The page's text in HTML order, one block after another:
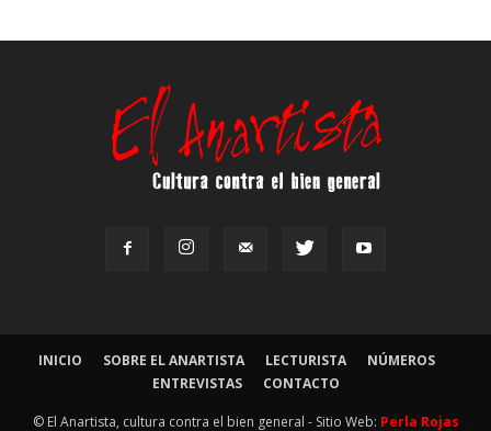
INICIO SOBRE EL ANARTISTA LECTURISTA
NÚMEROS
ENTREVISTAS
CONTACTO
© El Anartista, cultura contra el bien general - Sitio Web: Perla Rojas